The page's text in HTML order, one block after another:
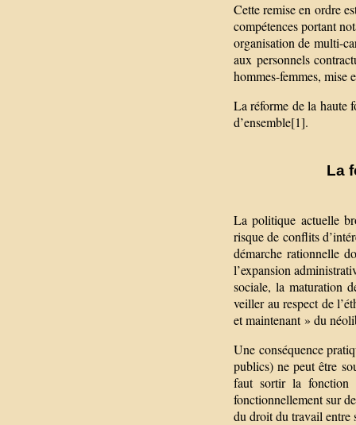
Cette remise en ordre
compétences portant
organisation de multi-
aux personnels
hommes-femmes, mise
La réforme de la haute
d’ensemble[1].
La
La politique actuelle
risque de conflits
démarche rationnelle
l’expansion
sociale, la maturation
veiller au respect de
et maintenant » du
Une conséquence
publics) ne peut être
faut sortir la fonction
fonctionnellement sur
du droit du travail entre